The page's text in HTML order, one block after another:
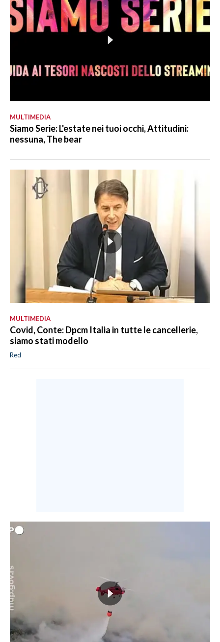
MULTIMEDIA
Siamo Serie: L'estate nei tuoi occhi, Attitudini:
nessuna, The bear
MULTIMEDIA
Covid, Conte: Dpcm Italia in tutte le cancellerie,
siamo stati modello
Red